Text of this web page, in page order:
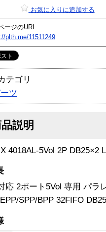
お気に入りに追加する
ージのURL
plth.me/11511249
テゴリ
ツ
説明
4018AL-5Vol 2P DB25×2
応 2ポート5Vol 専用 パラ
SPP/BPP 32FIFO DB25